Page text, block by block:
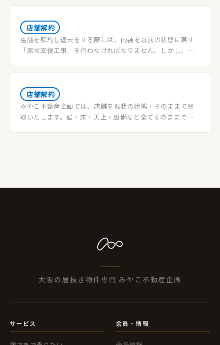
くようになっています。条件が揃い、前向きに物件をご検討
ッチングを行います。
店舗解約
店舗を解約し退去をする際には、内装を以前の状態に戻す
「原状回復工事」を行わなければなりません。しかし、正
分な高額費用がかかる危険性が隣り合わせにあります。本記
意点とポイントをご説明させていただきます。
店舗解約
みやこ不動産企画では、店舗を現状の状態・そのままで買
取いたします。壁・床・天上・設備など全てそのままで
大阪の居抜き物件専門 みやこ不動産企画
サービス 会員・情報